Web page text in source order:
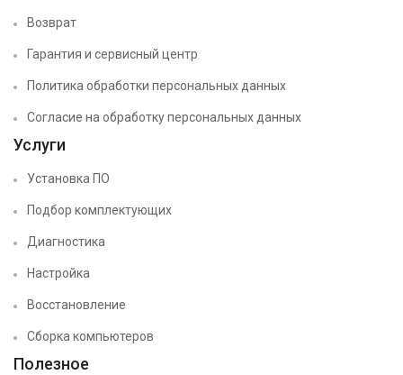
Возврат
Гарантия и сервисный центр
Политика обработки персональных данных
Согласие на обработку персональных данных
Услуги
Установка ПО
Подбор комплектующих
Диагностика
Настройка
Восстановление
Сборка компьютеров
Полезное